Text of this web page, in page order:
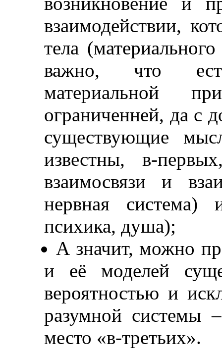
взаимодействии,
тела
важно, что
материальной
ограниченней, да с
существующие
известны, в-
взаимосвязи и
нервная система)
психика, душа);
А значит, можно
и её моделей
вероятностью и
разумной системы
место «в-третьих».